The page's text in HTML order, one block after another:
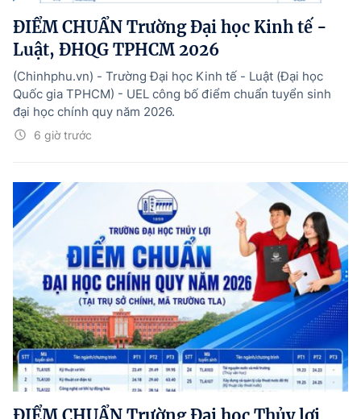
ĐIỂM CHUẨN Trường Đại học Kinh tế -
Luật, ĐHQG TPHCM 2026
6 giờ trước
(Chinhphu.vn) - Trường Đại học Kinh tế - Luật (Đại học
Quốc gia TPHCM) - UEL công bố điểm chuẩn tuyển sinh
đại học chính quy năm 2026.